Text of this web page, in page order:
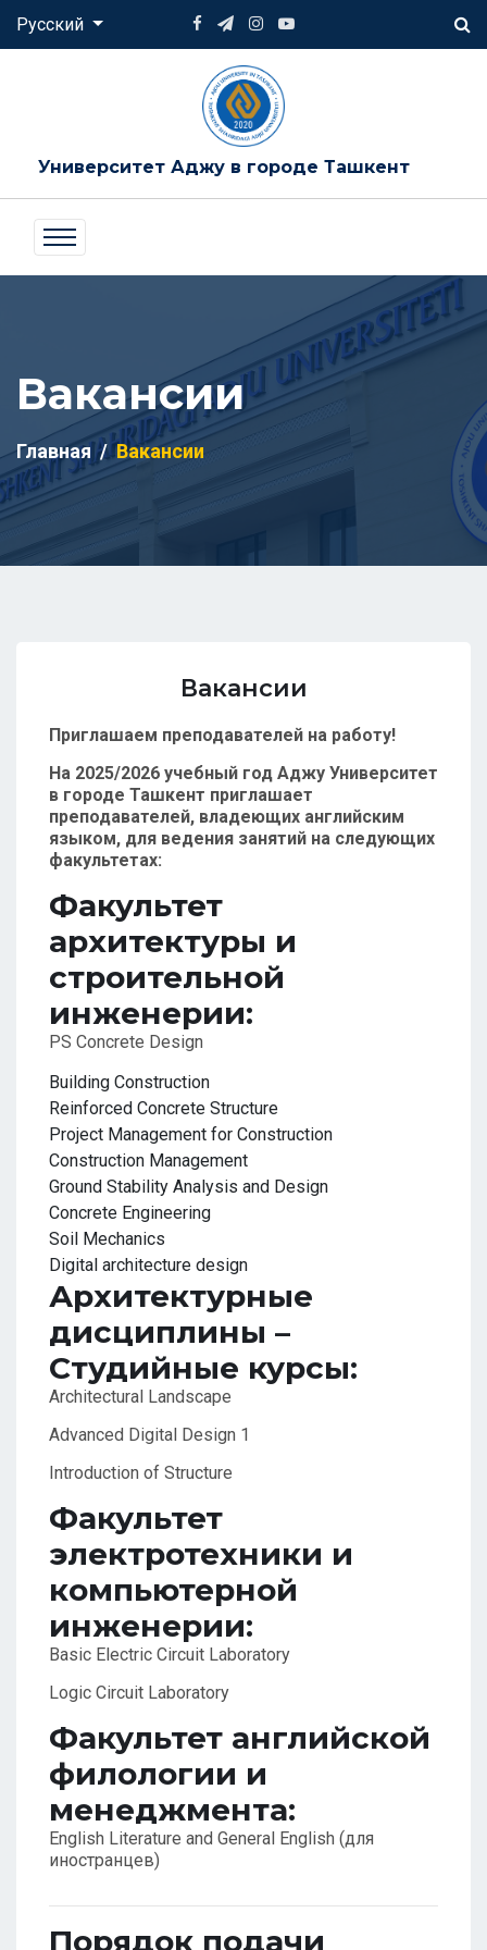
Русский
Университет Аджу в городе Ташкент
Вакансии
Главная Вакансии
Вакансии
Приглашаем преподавателей на работу!
На 2025/2026 учебный год Аджу Университет
в городе Ташкент приглашает
преподавателей, владеющих английским
языком, для ведения занятий на следующих
факультетах:
Факультет
архитектуры и
строительной
инженерии:
PS Concrete Design
Building Construction
Reinforced Concrete Structure
Project Management for Construction
Construction Management
Ground Stability Analysis and Design
Concrete Engineering
Soil Mechanics
Digital architecture design
Архитектурные
дисциплины –
Студийные курсы:
Architectural Landscape
Advanced Digital Design 1
Introduction of Structure
Факультет
электротехники и
компьютерной
инженерии:
Basic Electric Circuit Laboratory
Logic Circuit Laboratory
Факультет английской
филологии и
менеджмента:
English Literature and General English (для
иностранцев)
Порядок подачи